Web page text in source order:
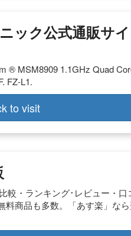
ック公式通販サ
® MSM8909 1.1GHz Quad
FZ-L1.
to visit
・ランキング･レビュー・口
商品も多数。「あす楽」な